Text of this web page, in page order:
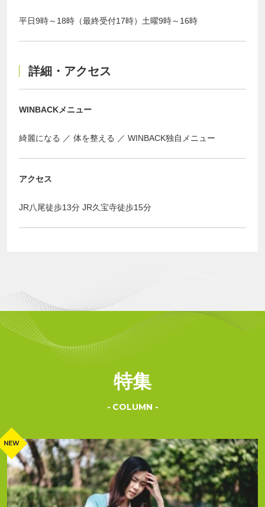
平日9時～18時（最終受付17時）土曜9時～16時
詳細・アクセス
WINBACKメニュー
綺麗になる 体を整える WINBACK独自メニュー
アクセス
JR八尾徒歩13分 JR久宝寺徒歩15分
特集
COLUMN